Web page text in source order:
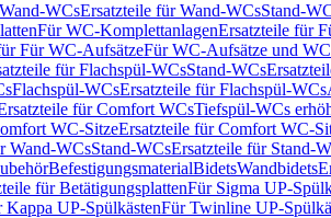
Wand-WCsErsatzteile für Wand-WCsStand-
Für WC-KomplettanlagenErsatzteile für
Für WC-AufsätzeFür WC-Aufsätze und
für Flachspül-WCsStand-WCs
Flachspül-WCsErsatzteile für Flachspül-WCs
für Comfort WCsTiefspül-WCs
WC-SitzeErsatzteile für Comfort WC-
Wand-WCsStand-WCsErsatzteile für Stand-
BefestigungsmaterialBidetsWandbidets
für BetätigungsplattenFür Sigma UP-
Kappa UP-SpülkästenFür Twinline UP-